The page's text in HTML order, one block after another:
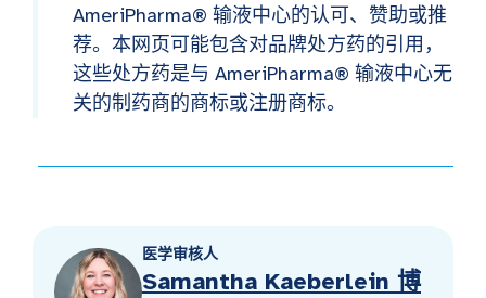
AmeriPharma® 输液中心的认可、赞助或推
荐。本网页可能包含对品牌处方药的引用，
这些处方药是与 AmeriPharma® 输液中心无
关的制药商的商标或注册商标。
医学审核人
Samantha Kaeberlein 博